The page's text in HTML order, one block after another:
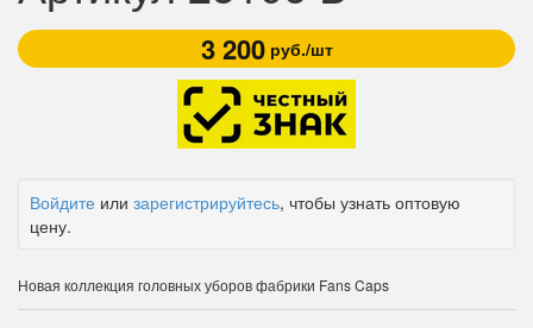
3 200руб./шт
Войдите или зарегистрируйтесь, чтобы узнать оптовую
цену.
Новая коллекция головных уборов фабрики Fans Caps